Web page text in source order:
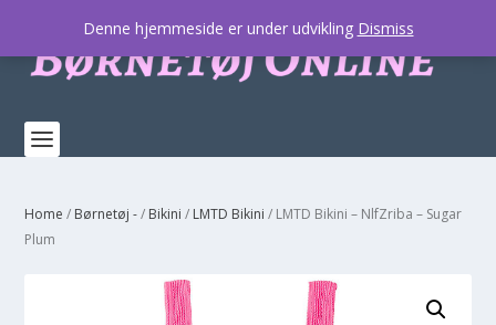
Home / Børnetøj -/ Bikini / LMTD Bikini / LMTD Bikini – NlfZriba – Sugar
Plum
Denne hjemmeside er under udvikling Dismiss